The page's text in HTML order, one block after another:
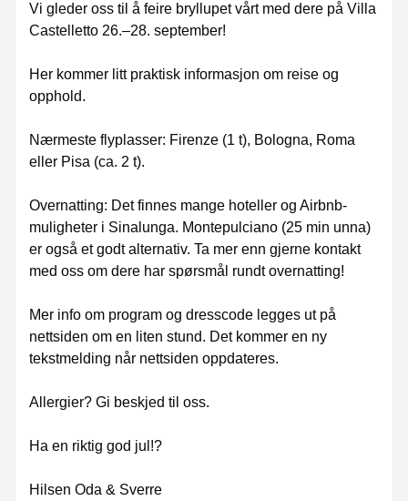
Vi gleder oss til å feire bryllupet vårt med dere på Villa
Castelletto 26.–28. september!
Her kommer litt praktisk informasjon om reise og
opphold.
Nærmeste flyplasser: Firenze (1 t), Bologna, Roma
eller Pisa (ca. 2 t).
Overnatting: Det finnes mange hoteller og Airbnb-
muligheter i Sinalunga. Montepulciano (25 min unna)
er også et godt alternativ. Ta mer enn gjerne kontakt
med oss om dere har spørsmål rundt overnatting!
Mer info om program og dresscode legges ut på
nettsiden om en liten stund. Det kommer en ny
tekstmelding når nettsiden oppdateres.
Allergier? Gi beskjed til oss.
Ha en riktig god jul!?
Hilsen Oda & Sverre